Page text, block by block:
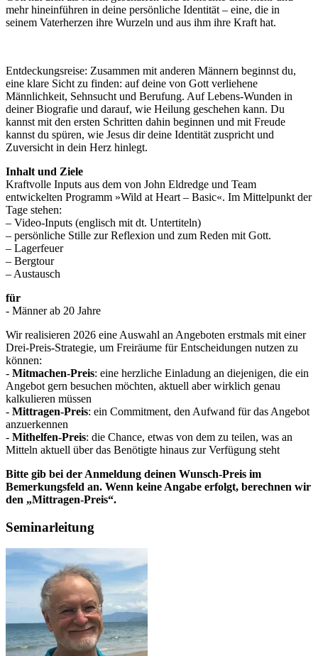
mehr hineinführen in deine persönliche Identität – eine, die in
seinem Vaterherzen ihre Wurzeln und aus ihm ihre Kraft hat.
Entdeckungsreise: Zusammen mit anderen Männern beginnst du,
eine klare Sicht zu finden: auf deine von Gott verliehene
Männlichkeit, Sehnsucht und Berufung. Auf Lebens-Wunden in
deiner Biografie und darauf, wie Heilung geschehen kann. Du
kannst mit den ersten Schritten dahin beginnen und mit Freude
kannst du spüren, wie Jesus dir deine Identität zuspricht und
Zuversicht in dein Herz hinlegt.
Inhalt und Ziele
Kraftvolle Inputs aus dem von John Eldredge und Team
entwickelten Programm »Wild at Heart – Basic«. Im Mittelpunkt der
Tage stehen:
– Video-Inputs (englisch mit dt. Untertiteln)
– persönliche Stille zur Reflexion und zum Reden mit Gott.
– Lagerfeuer
– Bergtour
– Austausch
für
- Männer ab 20 Jahre
Wir realisieren 2026 eine Auswahl an Angeboten erstmals mit einer
Drei-Preis-Strategie, um Freiräume für Entscheidungen nutzen zu
können:
- Mitmachen-Preis: eine herzliche Einladung an diejenigen, die ein
Angebot gern besuchen möchten, aktuell aber wirklich genau
kalkulieren müssen
- Mittragen-Preis: ein Commitment, den Aufwand für das Angebot
anzuerkennen
- Mithelfen-Preis: die Chance, etwas von dem zu teilen, was an
Mitteln aktuell über das Benötigte hinaus zur Verfügung steht
Bitte gib bei der Anmeldung deinen Wunsch-Preis im
Bemerkungsfeld an. Wenn keine Angabe erfolgt, berechnen wir
den „Mittragen-Preis“.
Seminarleitung